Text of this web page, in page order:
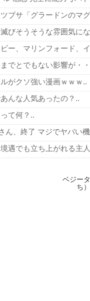
ブサ「グラードンのマ
びそうそうな雰囲気に
ビー、マリンフォード
でとでもない影響が・
がクソ強い漫画ｗｗｗ..
んな人気あったの？..
て何？..
ん、終了 マジでヤバい
遇でも立ち上がれる主
ベジー
ち